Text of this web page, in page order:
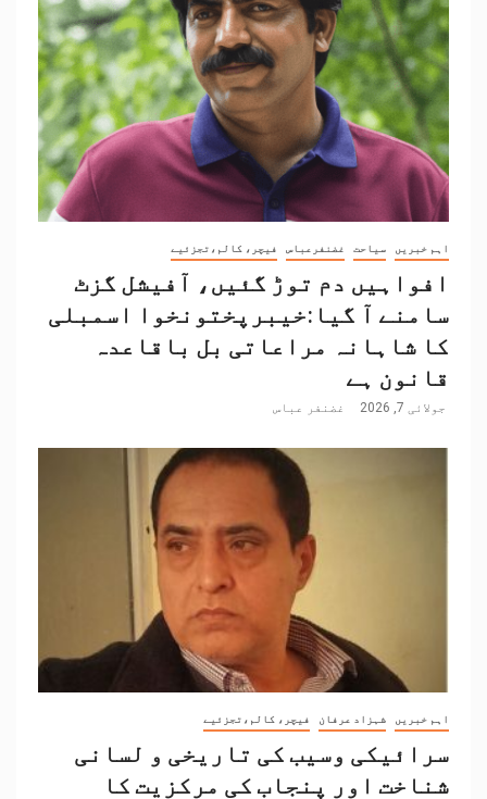
اہم خبریں سیاحت غضنفرعباس فیچر، کالم،تجزئیے
افواہیں دم توڑ گئیں، آفیشل گزٹ
سامنے آ گیا:خیبرپختونخوا اسمبلی
کا شاہانہ مراعاتی بل باقاعدہ
قانون ہے
جولائی 7, 2026 غضنفر عباس
اہم خبریں شہزاد عرفان فیچر، کالم،تجزئیے
سرائیکی وسیب کی تاریخی و لسانی
شناخت اور پنجاب کی مرکزیت کا